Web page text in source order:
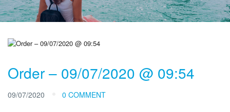
Order – 09/07/2020 @ 09:54
09/07/2020 0 COMMENT